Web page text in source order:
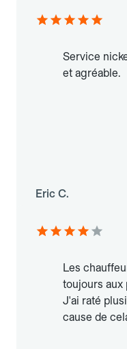
Service
et agréable.
Eric C.
Les
toujours aux
J'ai raté
cause de